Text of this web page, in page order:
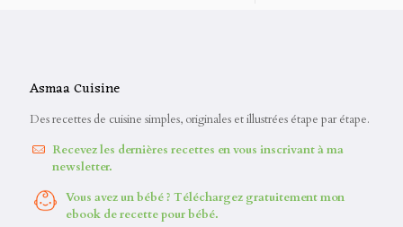
Asmaa Cuisine
Des recettes de cuisine simples, originales et illustrées étape par étape.
Recevez les dernières recettes en vous inscrivant à ma
newsletter.
Vous avez un bébé ? Téléchargez gratuitement mon
ebook de recette pour bébé.